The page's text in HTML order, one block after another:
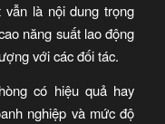
là nội dung trọng
năng suất lao động
với các đối tác.
có hiệu quả hay
nghiệp và mức độ